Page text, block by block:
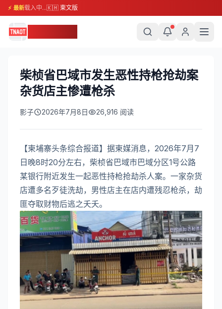
⚡ 最新载入中...🇰🇭 柬文版
柴桢省巴域市发生恶性持枪抢劫案
杂货店主惨遭枪杀
影子 2026年7月8日 26,916 阅读
【柬埔寨头条综合报道】据柬媒消息，2026年7月7
日晚8时20分左右，柴桢省巴域市巴域分区1号公路
某银行附近发生一起恶性持枪抢劫杀人案。一家杂货
店遭多名歹徒洗劫，男性店主在店内遭残忍枪杀，劫
匪夺取财物后逃之夭夭。